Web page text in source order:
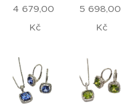
4 679,00
Kč
5 698,00
Kč